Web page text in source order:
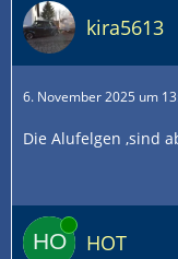
kira5613
6. November 2025 um
Die Alufelgen ,sind
Online
HOT